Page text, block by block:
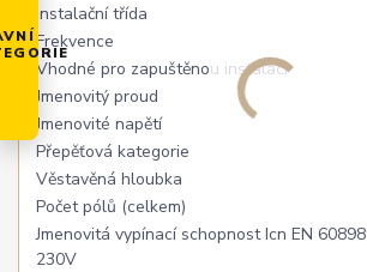
Instalační třída
Frekvence
Vhodné pro zapuštěnou instalaci
Jmenovitý proud
Jmenovité napětí
Přepěťová kategorie
Věstavěná hloubka
Počet pólů (celkem)
Jmenovitá vypínací schopnost Icn EN 60898
230V